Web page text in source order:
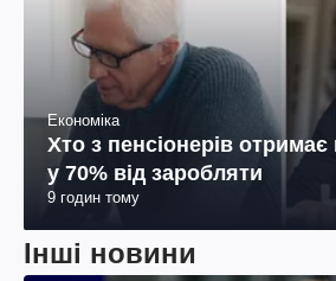
Економіка
Хто з пенсіонерів
у 70% від заробляти
9 годин тому
Інші новини